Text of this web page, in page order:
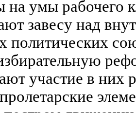
на умы рабочего
завесу над
политических
участие в них